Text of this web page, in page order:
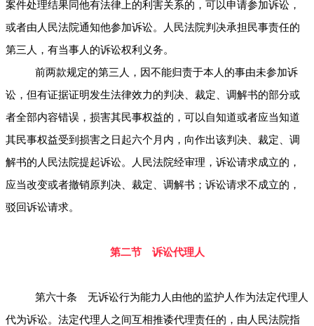
案件处理结果同他有法律上的利害关系的，可以申请参加诉讼，
或者由人民法院通知他参加诉讼。人民法院判决承担民事责任的
第三人，有当事人的诉讼权利义务。
前两款规定的第三人，因不能归责于本人的事由未参加诉
讼，但有证据证明发生法律效力的判决、裁定、调解书的部分或
者全部内容错误，损害其民事权益的，可以自知道或者应当知道
其民事权益受到损害之日起六个月内，向作出该判决、裁定、调
解书的人民法院提起诉讼。人民法院经审理，诉讼请求成立的，
应当改变或者撤销原判决、裁定、调解书；诉讼请求不成立的，
驳回诉讼请求。
第二节 诉讼代理人
第六十条 无诉讼行为能力人由他的监护人作为法定代理人
代为诉讼。法定代理人之间互相推诿代理责任的，由人民法院指